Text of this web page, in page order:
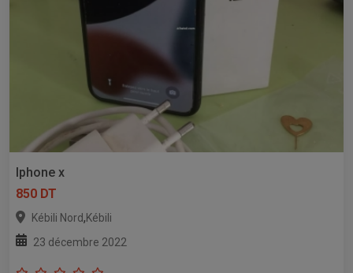
Iphone x
850 DT
Kébili Nord,Kébili
23 décembre 2022